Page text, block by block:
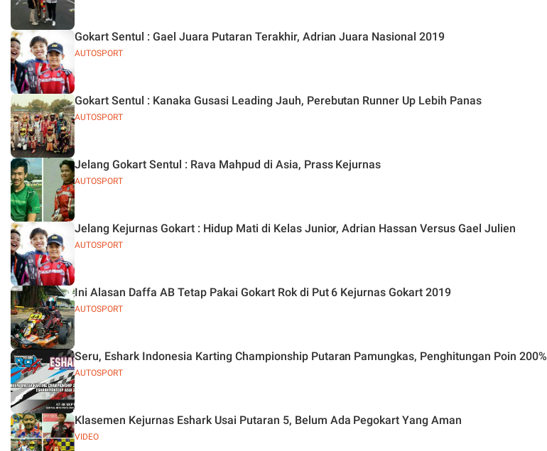
AUTOSPORT
Gokart Sentul : Gael Juara Putaran Terakhir, Adrian Juara Nasional 2019
AUTOSPORT
Gokart Sentul : Kanaka Gusasi Leading Jauh, Perebutan Runner Up Lebih Panas
AUTOSPORT
Jelang Gokart Sentul : Rava Mahpud di Asia, Prass Kejurnas
AUTOSPORT
Jelang Kejurnas Gokart : Hidup Mati di Kelas Junior, Adrian Hassan Versus Gael Julien
AUTOSPORT
Ini Alasan Daffa AB Tetap Pakai Gokart Rok di Put 6 Kejurnas Gokart 2019
AUTOSPORT
Seru, Eshark Indonesia Karting Championship Putaran Pamungkas, Penghitungan Poin 200%
VIDEO
Klasemen Kejurnas Eshark Usai Putaran 5, Belum Ada Pegokart Yang Aman